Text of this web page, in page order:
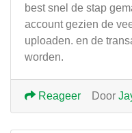
best snel de stap
account gezien de
uploaden. en de
worden.
Door
Reageer